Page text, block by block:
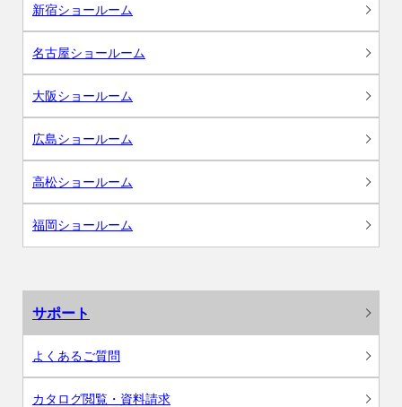
新宿ショールーム
名古屋ショールーム
大阪ショールーム
広島ショールーム
高松ショールーム
福岡ショールーム
サポート
よくあるご質問
カタログ閲覧・資料請求